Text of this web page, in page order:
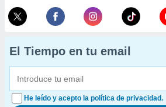
El Tiempo en tu email
He leído y acepto la política de privacidad.